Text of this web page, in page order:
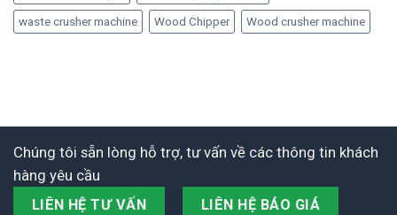
waste crusher machine Wood Chipper Wood crusher machine
Chúng tôi sẵn lòng hỗ trợ, tư vấn về các thông tin khách
hàng yêu cầu
LIÊN HỆ TƯ VẤN LIÊN HỆ BÁO GIÁ